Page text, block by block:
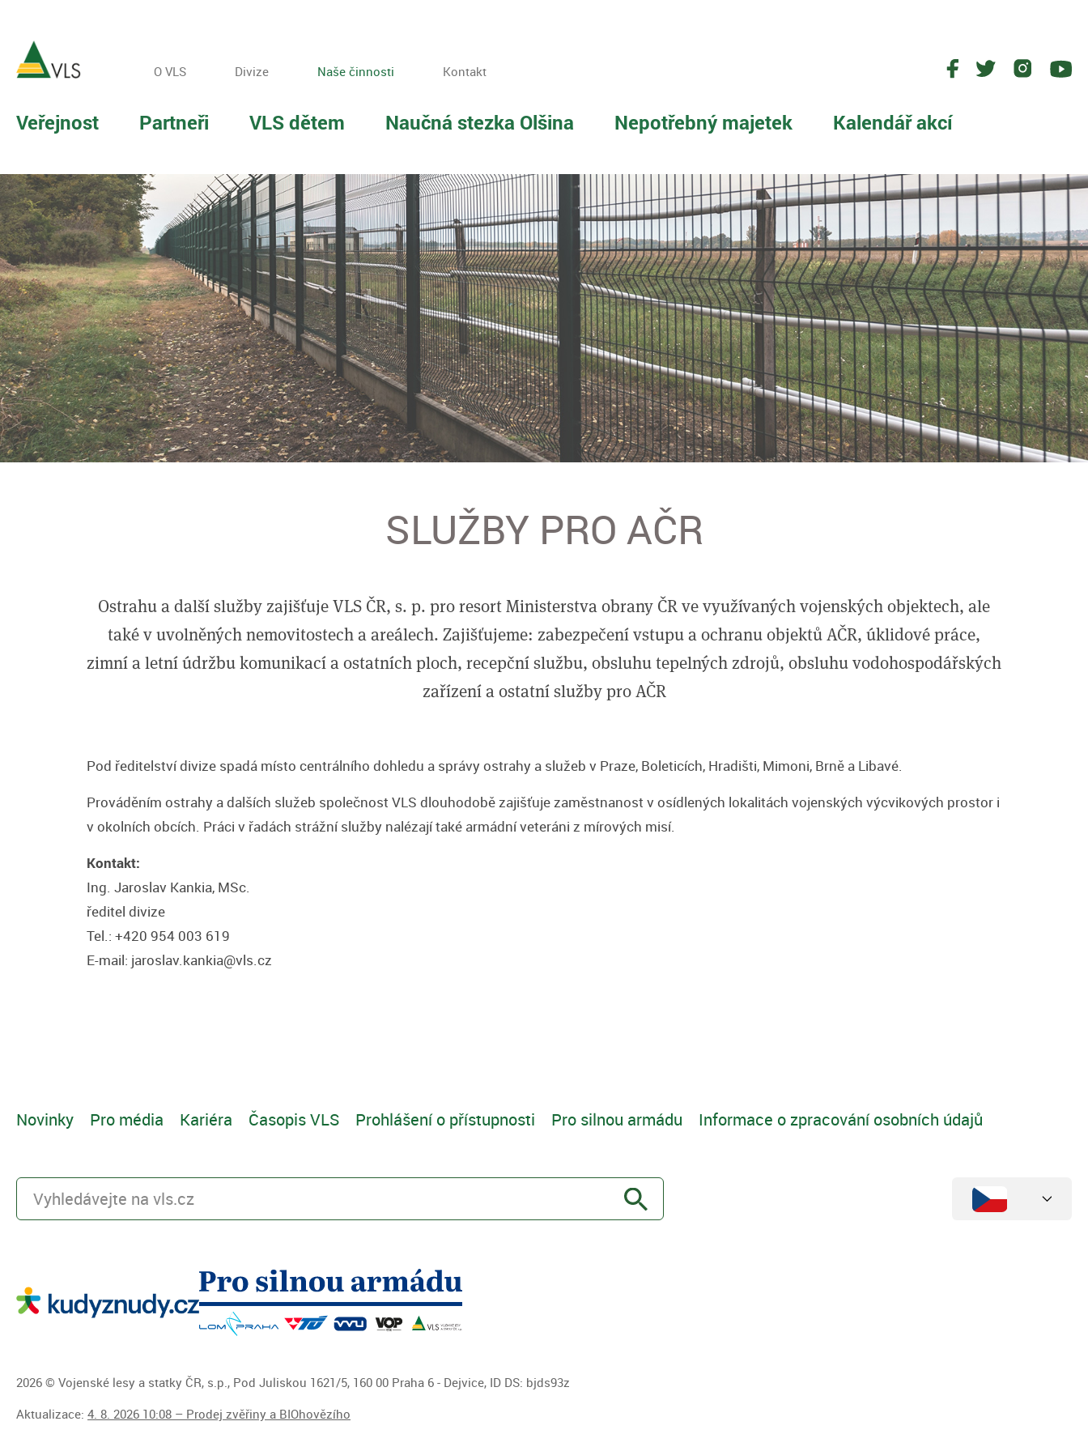
O VLS Divize Naše činnosti Kontakt
Veřejnost Partneři VLS dětem Naučná stezka Olšina Nepotřebný majetek Kalendář akcí
SLUŽBY PRO AČR
Ostrahu a další služby zajišťuje VLS ČR, s. p. pro resort Ministerstva obrany ČR ve využívaných vojenských objektech, ale
také v uvolněných nemovitostech a areálech. Zajišťujeme: zabezpečení vstupu a ochranu objektů AČR, úklidové práce,
zimní a letní údržbu komunikací a ostatních ploch, recepční službu, obsluhu tepelných zdrojů, obsluhu vodohospodářských
zařízení a ostatní služby pro AČR
Pod ředitelství divize spadá místo centrálního dohledu a správy ostrahy a služeb v Praze, Boleticích, Hradišti, Mimoni, Brně a Libavé.
Prováděním ostrahy a dalších služeb společnost VLS dlouhodobě zajišťuje zaměstnanost v osídlených lokalitách vojenských výcvikových prostor i
v okolních obcích. Práci v řadách strážní služby nalézají také armádní veteráni z mírových misí.
Kontakt:
Ing. Jaroslav Kankia, MSc.
ředitel divize
Tel.: +420 954 003 619
E-mail: jaroslav.kankia@vls.cz
Novinky Pro média Kariéra Časopis VLS Prohlášení o přístupnosti Pro silnou armádu Informace o zpracování osobních údajů
2026 © Vojenské lesy a statky ČR, s.p., Pod Juliskou 1621/5, 160 00 Praha 6 - Dejvice, ID DS: bjds93z
Aktualizace: 4. 8. 2026 10:08 – Prodej zvěřiny a BIOhovězího